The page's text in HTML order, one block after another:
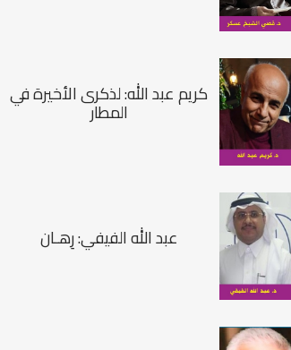
كريم عبد الله: لذكرى الأخيرة في
المطار
عبد الله الفيفي: رِهـان